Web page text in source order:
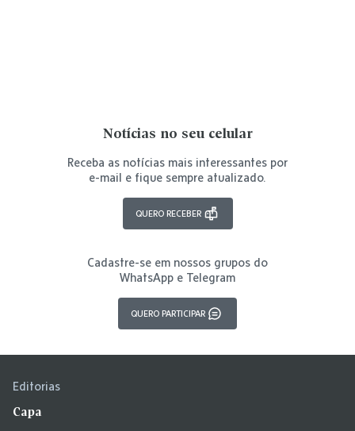
Notícias no seu celular
Receba as notícias mais interessantes por
e-mail e fique sempre atualizado.
QUERO RECEBER
Cadastre-se em nossos grupos do
WhatsApp e Telegram
QUERO PARTICIPAR
Editorias
Capa